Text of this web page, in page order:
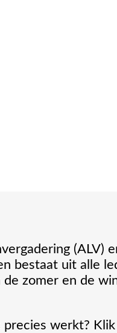
(ALV)
bestaat uit alle
zomer en de
precies werkt? Klik